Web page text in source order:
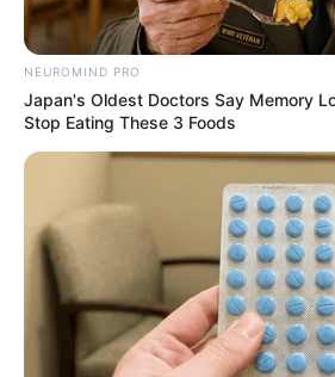
NEUROMIND PRO
Japan's Oldest Doctors Say Memory
Stop Eating These 3 Foods